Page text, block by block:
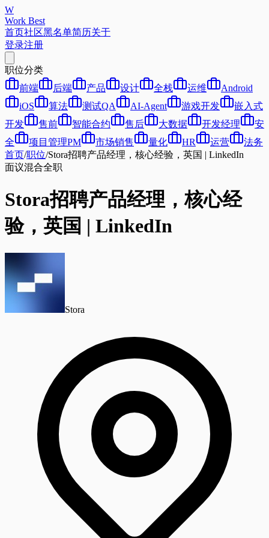
W
Work Best
首页社区黑名单简历关于
登录注册
职位分类
前端
后端 产品 设计 全栈 运维
Android
iOS
算法 测试QA AI-Agent 游戏开发
嵌入式
开发
售前 智能合约 售后 大数据 开发经理
安
全
项目管理PM 市场销售 量化 HR 运营
法务
首页/职位/Stora招聘产品经理，核心经验，英国 | LinkedIn
面议混合全职
Stora招聘产品经理，核心经
验，英国 | LinkedIn
Stora